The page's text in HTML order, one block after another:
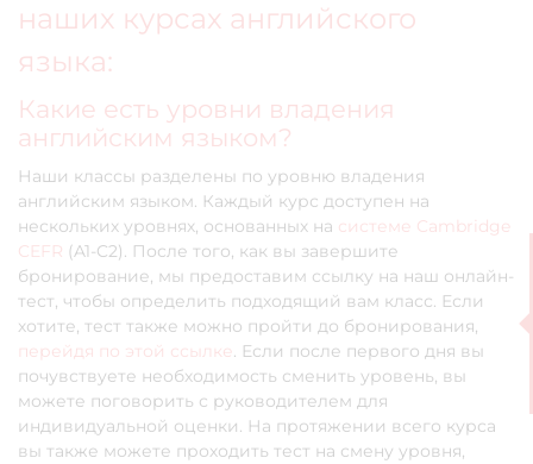
наших курсах английского
языка:
Какие есть уровни владения
английским языком?
Наши классы разделены по уровню владения
английским языком. Каждый курс доступен на
нескольких уровнях, основанных на системе Cambridge
CEFR (A1-C2). После того, как вы завершите
бронирование, мы предоставим ссылку на наш онлайн-
тест, чтобы определить подходящий вам класс. Если
хотите, тест также можно пройти до бронирования,
перейдя по этой ссылке. Если после первого дня вы
почувствуете необходимость сменить уровень, вы
можете поговорить с руководителем для
индивидуальной оценки. На протяжении всего курса
вы также можете проходить тест на смену уровня,